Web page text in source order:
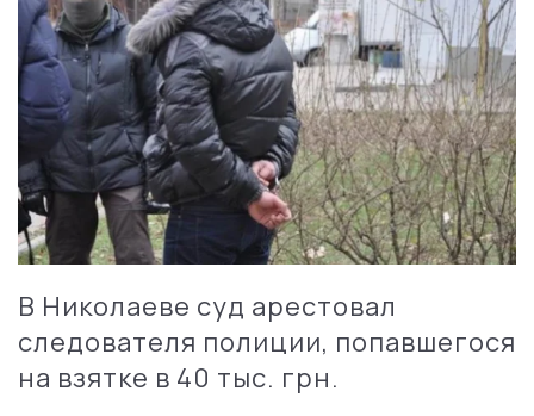
В Николаеве суд арестовал
следователя полиции, попавшегося
на взятке в 40 тыс. грн.